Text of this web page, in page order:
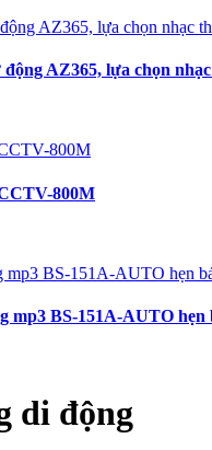
AZ365, lựa chọn
800M
mp3 BS-151A-AUTO
di động